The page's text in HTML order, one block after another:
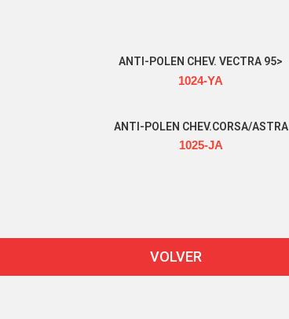
ANTI-POLEN CHEV. VECTRA 95>
1024-YA
ANTI-POLEN CHEV.CORSA/ASTRA
1025-JA
VOLVER